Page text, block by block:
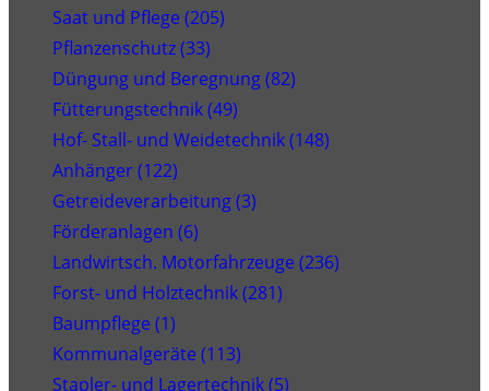
Saat und Pflege (205)
Pflanzenschutz (33)
Düngung und Beregnung (82)
Fütterungstechnik (49)
Hof- Stall- und Weidetechnik (148)
Anhänger (122)
Getreideverarbeitung (3)
Förderanlagen (6)
Landwirtsch. Motorfahrzeuge (236)
Forst- und Holztechnik (281)
Baumpflege (1)
Kommunalgeräte (113)
Stapler- und Lagertechnik (5)